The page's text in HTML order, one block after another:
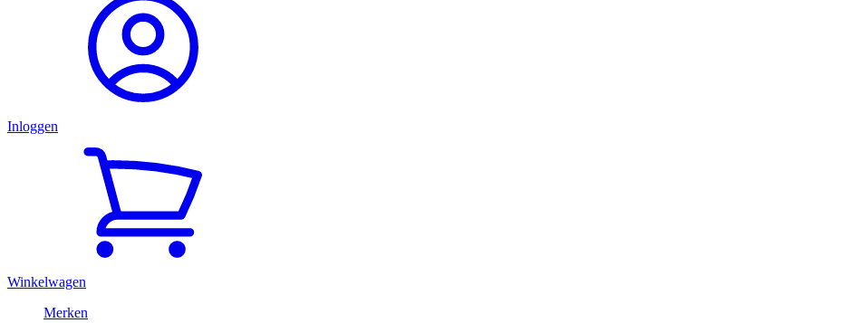
Inloggen
Winkelwagen
Merken